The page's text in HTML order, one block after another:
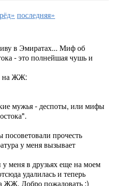
последняя»
в Эмиратах... Миф об
- это полнейшая чушь и
на ЖЖ:
мужья - деспоты, или мифы
прочесть
у меня вызывает
меня в друзьях еще на моем
удалилась и теперь
ЖЖ. Добро пожаловать :)